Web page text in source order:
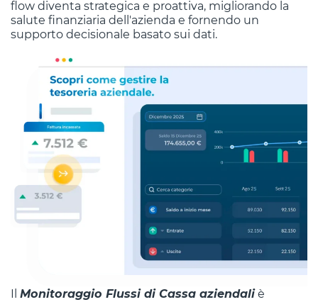
flow diventa strategica e proattiva, migliorando la
salute finanziaria dell'azienda e fornendo un
supporto decisionale basato sui dati.
Il Monitoraggio Flussi di Cassa aziendaliè